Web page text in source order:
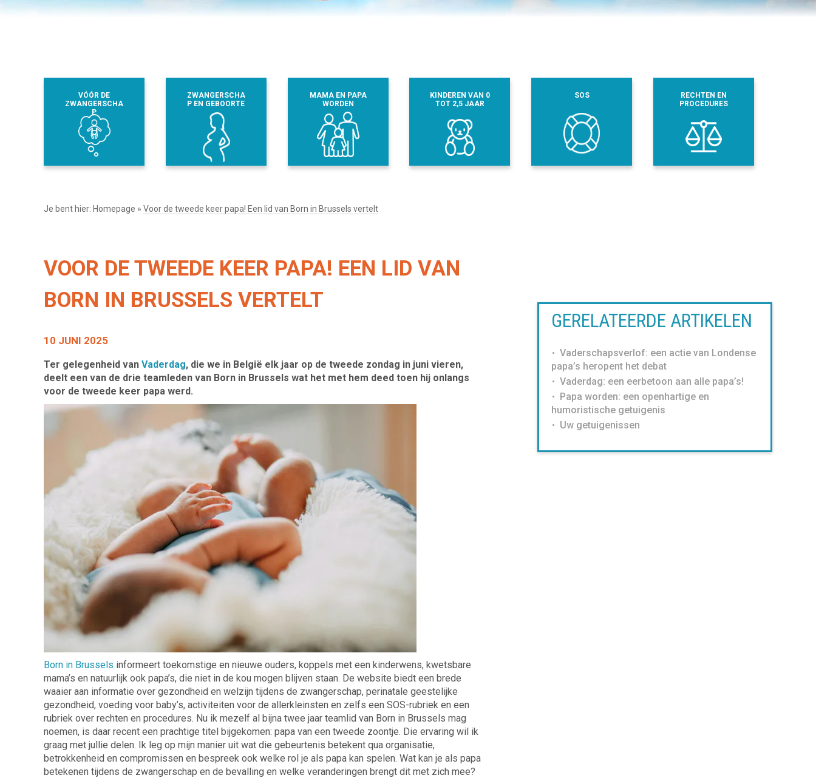
VÓÓR DE
ZWANGERSCHA
P
ZWANGERSCHA
P EN GEBOORTE
MAMA EN PAPA
WORDEN
KINDEREN VAN 0
TOT 2,5 JAAR
SOS
RECHTEN EN
PROCEDURES
Je bent hier: Homepage » Voor de tweede keer papa! Een lid van Born in Brussels vertelt
VOOR DE TWEEDE KEER PAPA! EEN LID VAN
BORN IN BRUSSELS VERTELT
10 JUNI 2025
Ter gelegenheid van Vaderdag, die we in België elk jaar op de tweede zondag in juni vieren,
deelt een van de drie teamleden van Born in Brussels wat het met hem deed toen hij onlangs
voor de tweede keer papa werd.
Born in Brussels informeert toekomstige en nieuwe ouders, koppels met een kinderwens, kwetsbare
mama’s en natuurlijk ook papa’s, die niet in de kou mogen blijven staan. De website biedt een brede
waaier aan informatie over gezondheid en welzijn tijdens de zwangerschap, perinatale geestelijke
gezondheid, voeding voor baby’s, activiteiten voor de allerkleinsten en zelfs een SOS-rubriek en een
rubriek over rechten en procedures. Nu ik mezelf al bijna twee jaar teamlid van Born in Brussels mag
noemen, is daar recent een prachtige titel bijgekomen: papa van een tweede zoontje. Die ervaring wil ik
graag met jullie delen. Ik leg op mijn manier uit wat die gebeurtenis betekent qua organisatie,
betrokkenheid en compromissen en bespreek ook welke rol je als papa kan spelen. Wat kan je als papa
betekenen tijdens de zwangerschap en de bevalling en welke veranderingen brengt dit met zich mee?
GERELATEERDE ARTIKELEN
Vaderschapsverlof: een actie van Londense
papa’s heropent het debat
Vaderdag: een eerbetoon aan alle papa’s!
Papa worden: een openhartige en
humoristische getuigenis
Uw getuigenissen